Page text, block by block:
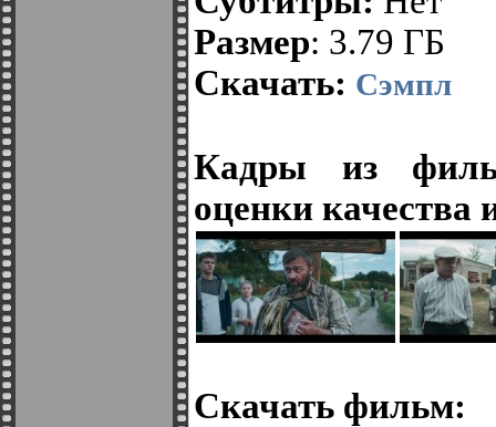
Размер: 3.79 ГБ
Скачать: Сэмпл
Кадры из
оценки качества
Скачать фильм: